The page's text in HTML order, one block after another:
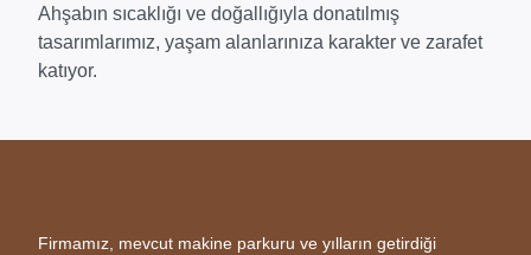
Ahşabın sıcaklığı ve doğallığıyla donatılmış
tasarımlarımız, yaşam alanlarınıza karakter ve zarafet
katıyor.
Firmamız, mevcut makine parkuru ve yılların getirdiği